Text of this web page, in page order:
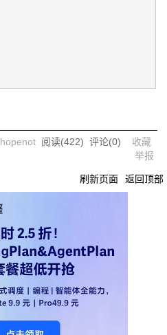
阅读(422) 评论(0) 收藏
举报
刷新页面 返回顶部